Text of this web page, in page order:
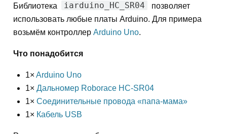
Библиотека iarduino_HC_SR04
позволяет
использовать любые платы Arduino. Для примера
возьмём контроллер Arduino Uno.
Что понадобится
1× Arduino Uno
1× Дальномер Roborace HC-SR04
1× Соединительные провода «папа-мама»
1× Кабель USB